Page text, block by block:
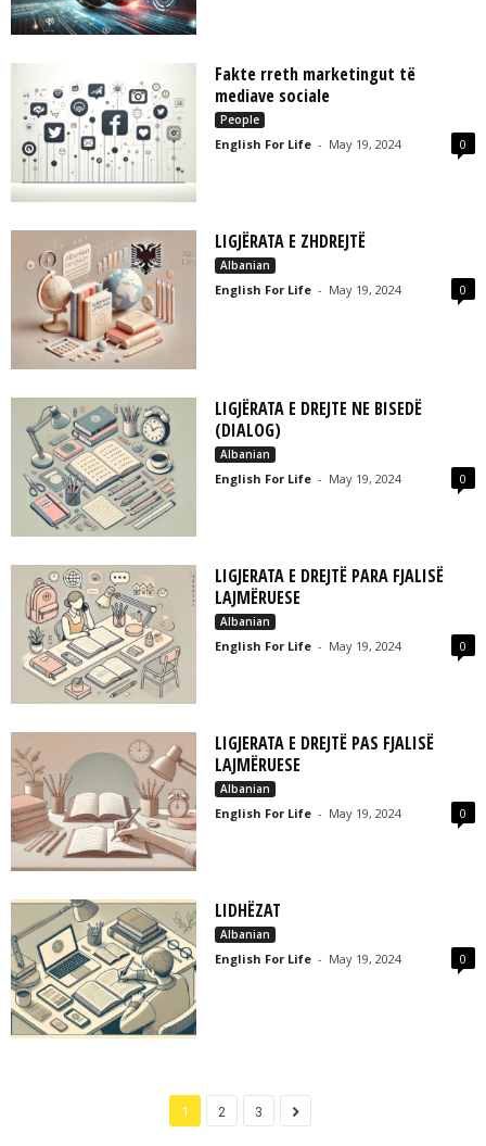
Fakte rreth marketingut të
mediave sociale
People
English For Life - May 19, 2024 0
LIGJËRATA E ZHDREJTË
Albanian
English For Life - May 19, 2024 0
LIGJËRATA E DREJTE NE BISEDË
(DIALOG)
Albanian
English For Life - May 19, 2024 0
LIGJERATA E DREJTË PARA FJALISË
LAJMËRUESE
Albanian
English For Life - May 19, 2024 0
LIGJERATA E DREJTË PAS FJALISË
LAJMËRUESE
Albanian
English For Life - May 19, 2024 0
LIDHËZAT
Albanian
English For Life - May 19, 2024 0
1 2 3